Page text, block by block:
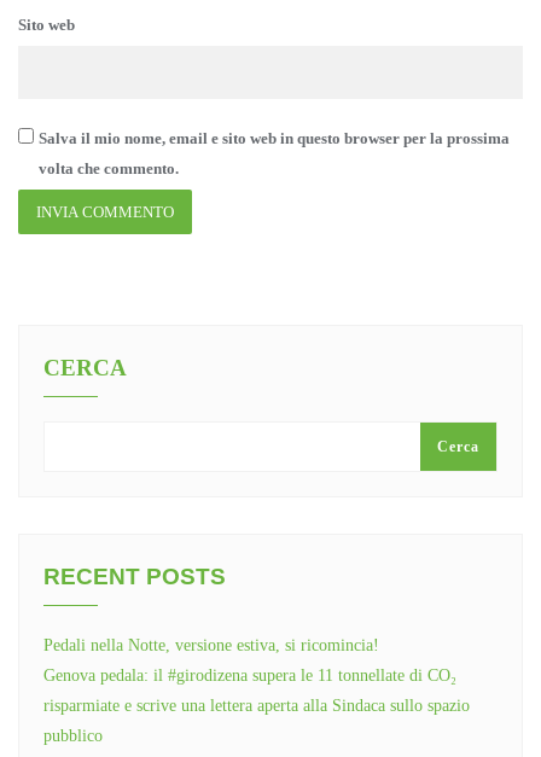
Sito web
Salva il mio nome, email e sito web in questo browser per la prossima
volta che commento.
CERCA
Cerca
RECENT POSTS
Pedali nella Notte, versione estiva, si ricomincia!
Genova pedala: il #girodizena supera le 11 tonnellate di CO₂
risparmiate e scrive una lettera aperta alla Sindaca sullo spazio
pubblico